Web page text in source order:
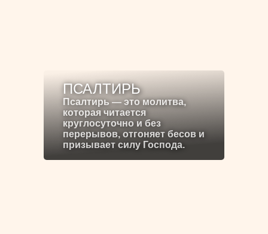
ПСАЛТИРЬ
Псалтирь — это молитва,
которая читается
круглосуточно и без
перерывов, отгоняет бесов и
призывает силу Господа.